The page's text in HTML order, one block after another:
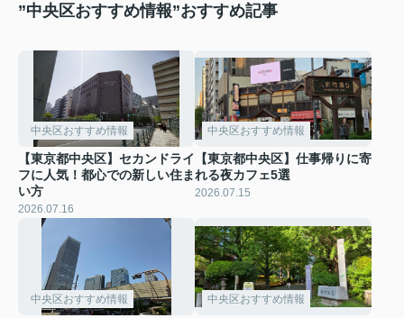
”中央区おすすめ情報”おすすめ記事
中央区おすすめ情報
【東京都中央区】セカンドライ
フに人気！都心での新しい住ま
い方
2026.07.16
中央区おすすめ情報
【東京都中央区】仕事帰りに寄
れる夜カフェ5選
2026.07.15
中央区おすすめ情報 中央区おすすめ情報